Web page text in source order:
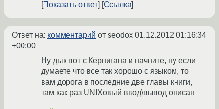
Показать ответ
Ссылка
Ответ на: комментарий от seodox 01.12.2012 01:16:34
+00:00
Ну дык вот с Кернигана и начните, ну если
думаете что все так хорошо с языком, то
вам дорога в последние две главы книги,
там как раз UNIXовый ввод\вывод описан